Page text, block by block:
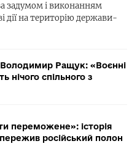
задумом і виконанням
дії на територію держави-
Ращук: «Воєнні
нічого спільного з
переможене»: історія
російський полон